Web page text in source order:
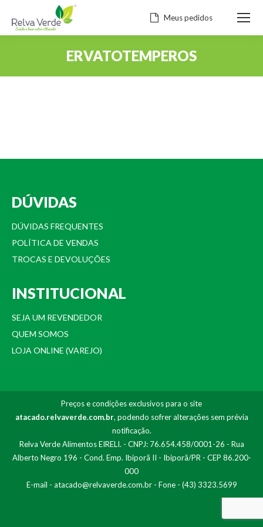
Meus pedidos
ERVATOTEMPEROS
DÚVIDAS
DÚVIDAS FREQUENTES
POLÍTICA DE VENDAS
TROCAS E DEVOLUÇÕES
INSTITUCIONAL
SEJA UM REVENDEDOR
QUEM SOMOS
LOJA ONLINE (VAREJO)
Preços e condições exclusivos para o site
atacado.relvaverde.com.br, podendo sofrer alterações sem prévia
notificação.
Relva Verde Alimentos EIRELI. - CNPJ: 76.654.458/0001-26 - Rua
Alberto Negro 196 - Cond. Emp. Ibiporã II - Ibiporã/PR - CEP 86.200-
000
E-mail - atacado@relvaverde.com.br- Fone - (43) 3323.5699